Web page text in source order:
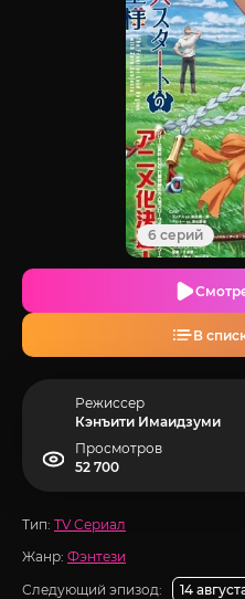
6 серий
В
Режиссер
Кэнъити Имаидзуми
Просмотров
52 700
Тип: TV Сериал
Жанр: Фэнтези
Следующий эпизод:
14